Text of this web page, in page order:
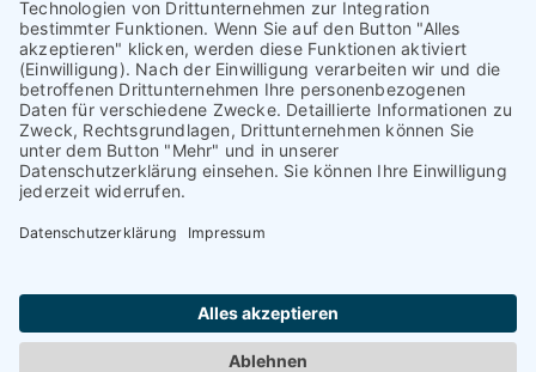
Haftungsauschluss: Alle auf diesen Seiten veröffentlichten
Informationen wurden nach bestem Wissen und
Gewissen erstellt. Alle Kundenmeinungen beruhen auf
echten Kundenaussagen. Niemand wurde in irgendeiner
Form für diese Videos oder schriftlichen Bewertungen
einen höheren Verkaufspreis oder ähnliches garantieren.
sind nur möglich, wenn der Markt, die
Vermarktungsstrategie und die Eigenschaften der
Immobilie passen. Jede Immobilie lässt sich verkaufen,